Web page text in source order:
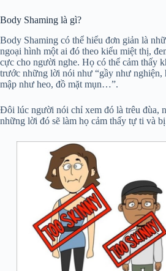
Body Shaming là gì?
Body Shaming có thể hiểu đơn giản là
ngoại hình một ai đó theo kiểu miệt thị,
cực cho người nghe. Họ có thể cảm thấy
trước những lời nói như “gầy như nghiện,
mập như heo, đồ mặt mụn…”.
Đôi lúc người nói chỉ xem đó là trêu đùa,
những lời đó sẽ làm họ cảm thấy tự ti và